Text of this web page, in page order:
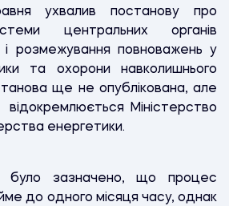
ухвалив постанову про
центральних органів
і розмежування повноважень у
та охорони навколишнього
ще не опублікована, але
відокремлюється Міністерство
енергетики.
було зазначено, що процес
до одного місяця часу, однак